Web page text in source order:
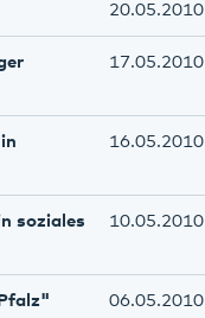
20.05.2010
17.05.2010
16.05.2010
soziales
10.05.2010
06.05.2010